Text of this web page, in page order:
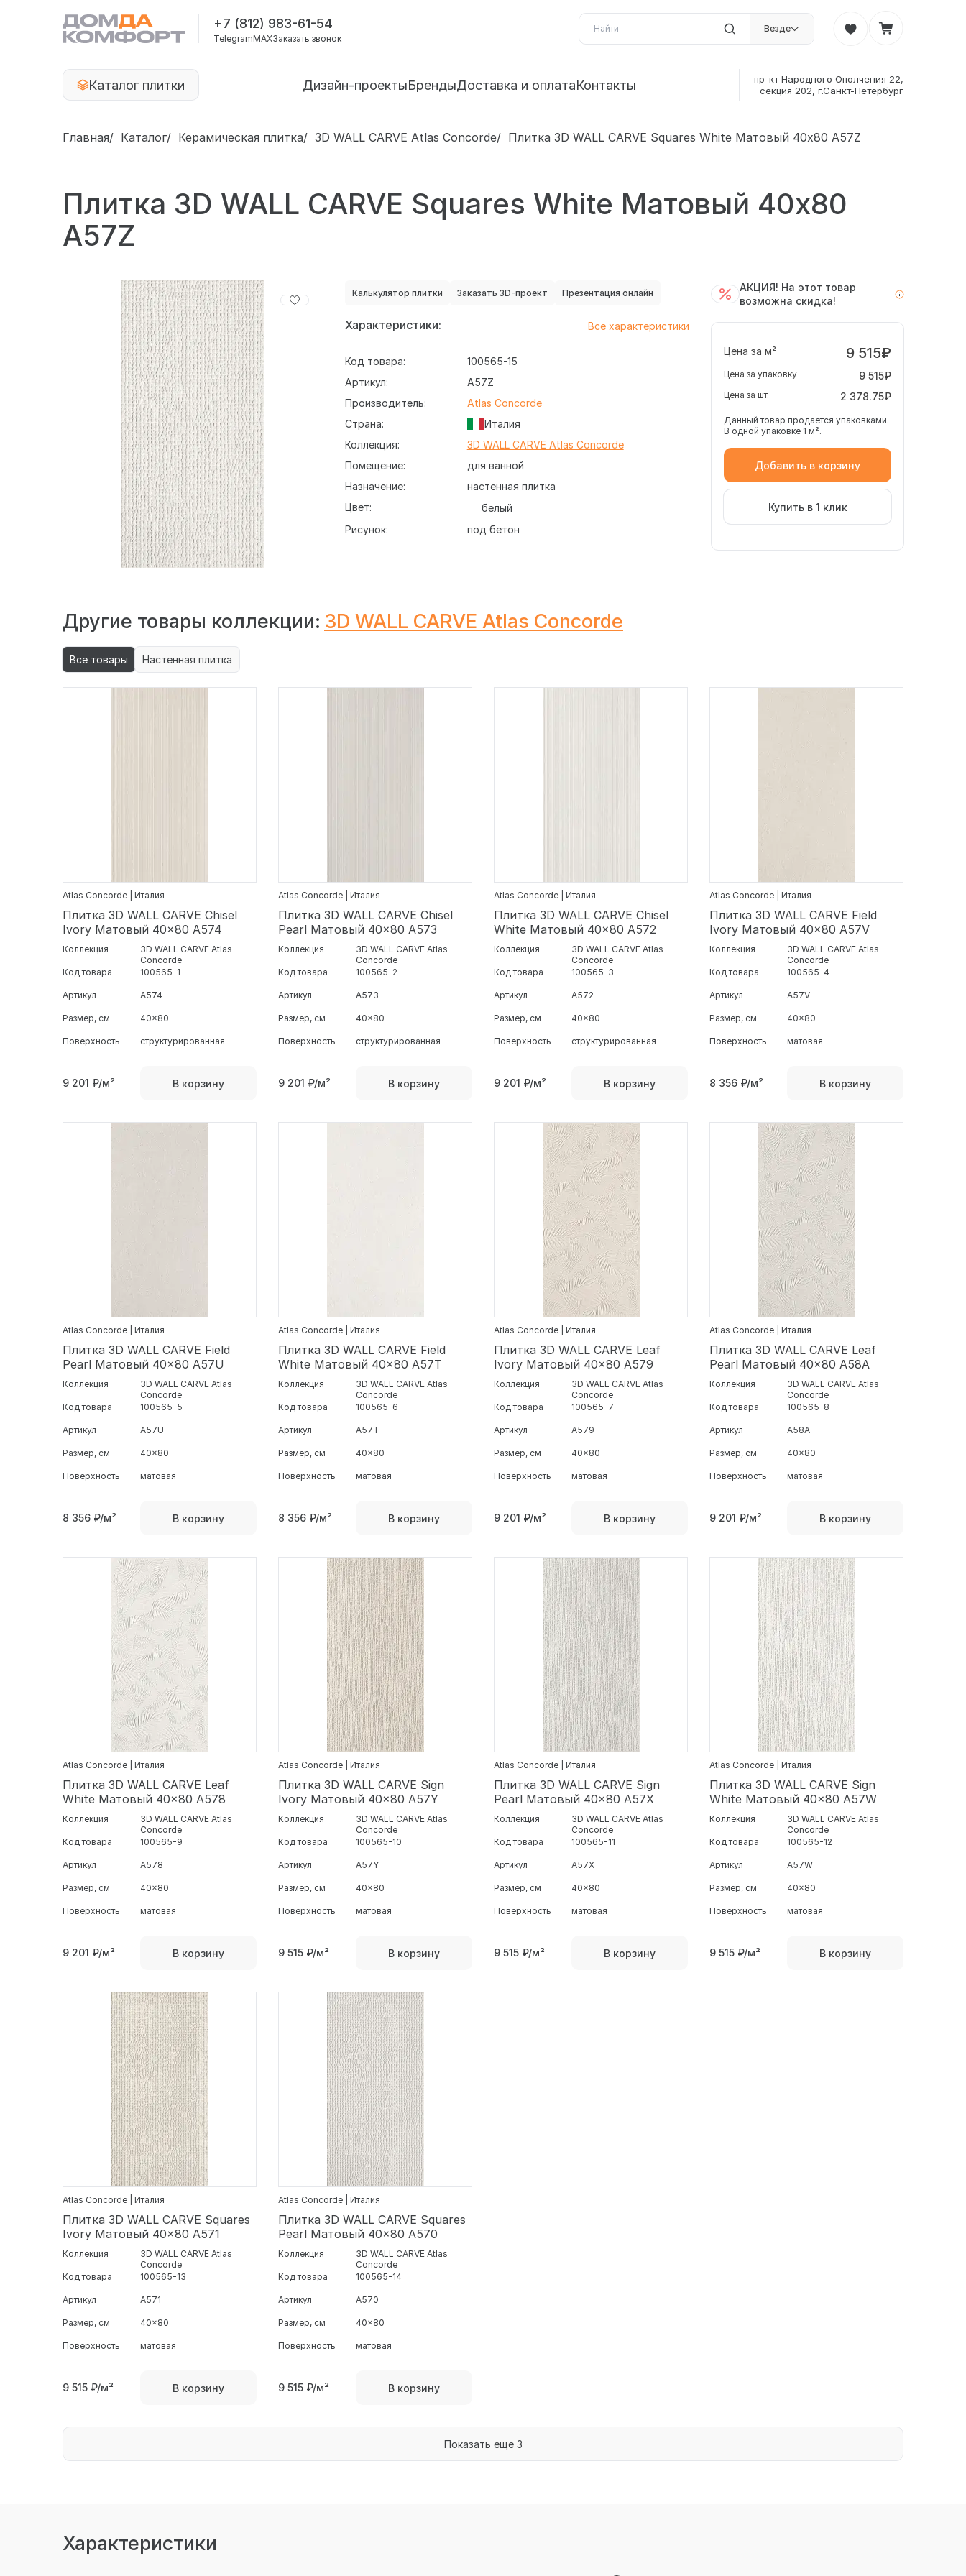
+7 (812) 983-61-54
TelegramMAXЗаказать звонок
Везде
Каталог плитки Дизайн-проектыБрендыДоставка и оплатаКонтакты
пр-кт Народного Ополчения 22,
секция 202, г.Санкт-Петербург
Главная Каталог Керамическая плитка 3D WALL CARVE Atlas Concorde Плитка 3D WALL CARVE Squares White Матовый 40x80 A57Z
Плитка 3D WALL CARVE Squares White Матовый 40x80
A57Z
Калькулятор плитки Заказать 3D-проект Презентация онлайн
Характеристики:
Код товара:
100565-15
Артикул:
A57Z
Производитель:
Atlas Concorde
Страна:
Италия
Коллекция:
3D WALL CARVE Atlas Concorde
Помещение:
для ванной
Назначение:
настенная плитка
Цвет:
белый
Рисунок:
под бетон
Все характеристики
АКЦИЯ! На этот товар
возможна скидка!
Цена за м² 9 515₽
Цена за упаковку 9 515₽
Цена за шт. 2 378.75₽
Данный товар продается упаковками.
В одной упаковке 1 м².
Добавить в корзину
Купить в 1 клик
Другие товары коллекции: 3D WALL CARVE Atlas Concorde
Все товары Настенная плитка
Atlas Concorde | Италия
Плитка 3D WALL CARVE Chisel
Ivory Матовый 40x80 A574
Коллекция
3D WALL CARVE Atlas
Concorde
Код товара
100565-1
Артикул A574
Размер, см 40x80
Поверхность структурированная
9 201 ₽/м² В корзину
Atlas Concorde | Италия
Плитка 3D WALL CARVE Chisel
Pearl Матовый 40x80 A573
Коллекция
3D WALL CARVE Atlas
Concorde
Код товара
100565-2
Артикул A573
Размер, см 40x80
Поверхность структурированная
9 201 ₽/м² В корзину
Atlas Concorde | Италия
Плитка 3D WALL CARVE Chisel
White Матовый 40x80 A572
Коллекция
3D WALL CARVE Atlas
Concorde
Код товара
100565-3
Артикул A572
Размер, см 40x80
Поверхность структурированная
9 201 ₽/м² В корзину
Atlas Concorde | Италия
Плитка 3D WALL CARVE Field
Ivory Матовый 40x80 A57V
Коллекция
3D WALL CARVE Atlas
Concorde
Код товара
100565-4
Артикул A57V
Размер, см 40x80
Поверхность матовая
8 356 ₽/м² В корзину
Atlas Concorde | Италия
Плитка 3D WALL CARVE Field
Pearl Матовый 40x80 A57U
Коллекция
3D WALL CARVE Atlas
Concorde
Код товара
100565-5
Артикул A57U
Размер, см 40x80
Поверхность матовая
8 356 ₽/м² В корзину
Atlas Concorde | Италия
Плитка 3D WALL CARVE Field
White Матовый 40x80 A57T
Коллекция
3D WALL CARVE Atlas
Concorde
Код товара
100565-6
Артикул A57T
Размер, см 40x80
Поверхность матовая
8 356 ₽/м² В корзину
Atlas Concorde | Италия
Плитка 3D WALL CARVE Leaf
Ivory Матовый 40x80 A579
Коллекция
3D WALL CARVE Atlas
Concorde
Код товара
100565-7
Артикул A579
Размер, см 40x80
Поверхность матовая
9 201 ₽/м² В корзину
Atlas Concorde | Италия
Плитка 3D WALL CARVE Leaf
Pearl Матовый 40x80 A58A
Коллекция
3D WALL CARVE Atlas
Concorde
Код товара
100565-8
Артикул A58A
Размер, см 40x80
Поверхность матовая
9 201 ₽/м² В корзину
Atlas Concorde | Италия
Плитка 3D WALL CARVE Leaf
White Матовый 40x80 A578
Коллекция
3D WALL CARVE Atlas
Concorde
Код товара
100565-9
Артикул A578
Размер, см 40x80
Поверхность матовая
9 201 ₽/м² В корзину
Atlas Concorde | Италия
Плитка 3D WALL CARVE Sign
Ivory Матовый 40x80 A57Y
Коллекция
3D WALL CARVE Atlas
Concorde
Код товара
100565-10
Артикул A57Y
Размер, см 40x80
Поверхность матовая
9 515 ₽/м² В корзину
Atlas Concorde | Италия
Плитка 3D WALL CARVE Sign
Pearl Матовый 40x80 A57X
Коллекция
3D WALL CARVE Atlas
Concorde
Код товара
100565-11
Артикул A57X
Размер, см 40x80
Поверхность матовая
9 515 ₽/м² В корзину
Atlas Concorde | Италия
Плитка 3D WALL CARVE Sign
White Матовый 40x80 A57W
Коллекция
3D WALL CARVE Atlas
Concorde
Код товара
100565-12
Артикул A57W
Размер, см 40x80
Поверхность матовая
9 515 ₽/м² В корзину
Atlas Concorde | Италия
Плитка 3D WALL CARVE Squares
Ivory Матовый 40x80 A571
Коллекция
3D WALL CARVE Atlas
Concorde
Код товара
100565-13
Артикул A571
Размер, см 40x80
Поверхность матовая
9 515 ₽/м² В корзину
Atlas Concorde | Италия
Плитка 3D WALL CARVE Squares
Pearl Матовый 40x80 A570
Коллекция
3D WALL CARVE Atlas
Concorde
Код товара
100565-14
Артикул A570
Размер, см 40x80
Поверхность матовая
9 515 ₽/м² В корзину
Показать еще 3
Характеристики